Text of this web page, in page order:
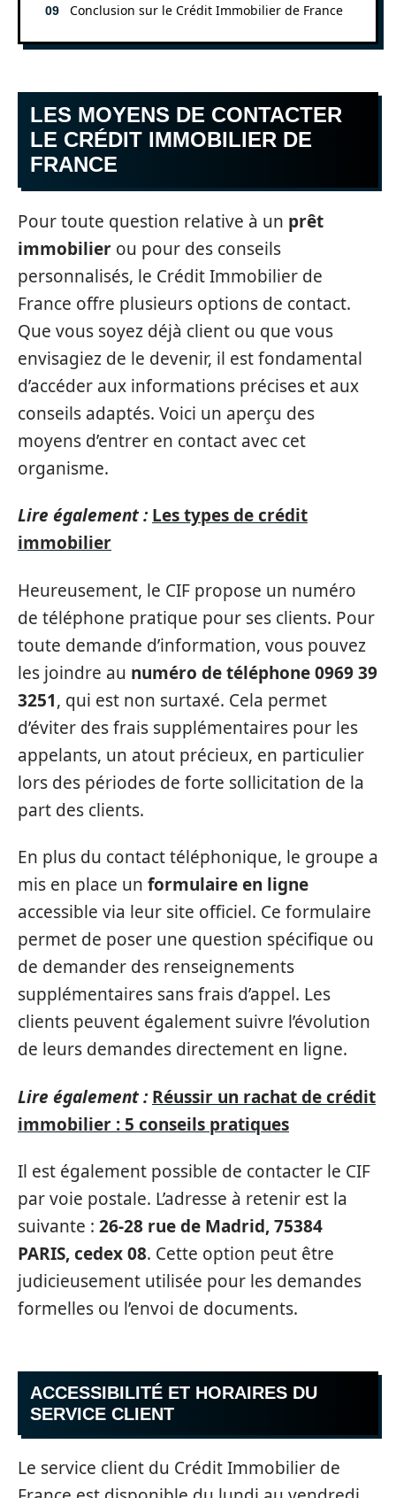
Conclusion sur le Crédit Immobilier de France
LES MOYENS DE CONTACTER
LE CRÉDIT IMMOBILIER DE
FRANCE
Pour toute question relative à un prêt
immobilier ou pour des conseils
personnalisés, le Crédit Immobilier de
France offre plusieurs options de contact.
Que vous soyez déjà client ou que vous
envisagiez de le devenir, il est fondamental
d’accéder aux informations précises et aux
conseils adaptés. Voici un aperçu des
moyens d’entrer en contact avec cet
organisme.
Lire également : Les types de crédit
immobilier
Heureusement, le CIF propose un numéro
de téléphone pratique pour ses clients. Pour
toute demande d’information, vous pouvez
les joindre au numéro de téléphone0969 39
3251, qui est non surtaxé. Cela permet
d’éviter des frais supplémentaires pour les
appelants, un atout précieux, en particulier
lors des périodes de forte sollicitation de la
part des clients.
En plus du contact téléphonique, le groupe a
mis en place un formulaire en ligne
accessible via leur site officiel. Ce formulaire
permet de poser une question spécifique ou
de demander des renseignements
supplémentaires sans frais d’appel. Les
clients peuvent également suivre l’évolution
de leurs demandes directement en ligne.
Lire également : Réussir un rachat de crédit
immobilier : 5 conseils pratiques
Il est également possible de contacter le CIF
par voie postale. L’adresse à retenir est la
suivante : 26-28 rue de Madrid, 75384
PARIS, cedex 08. Cette option peut être
judicieusement utilisée pour les demandes
formelles ou l’envoi de documents.
ACCESSIBILITÉ ET HORAIRES DU
SERVICE CLIENT
Le service client du Crédit Immobilier de